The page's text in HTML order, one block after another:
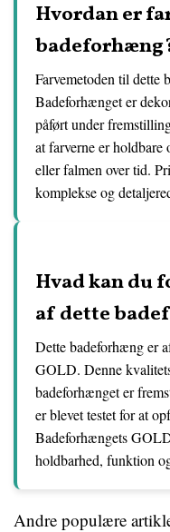
Hvordan er
Farvemetoden til dette
Badeforhænget er
påført under
at farverne er holdbare
eller falmen over tid.
komplekse og
Hvad kan du
af dette
Dette badeforhæng er
GOLD. Denne
badeforhænget er
er blevet testet for at
Badeforhængets
holdbarhed, funktion
Andre populære